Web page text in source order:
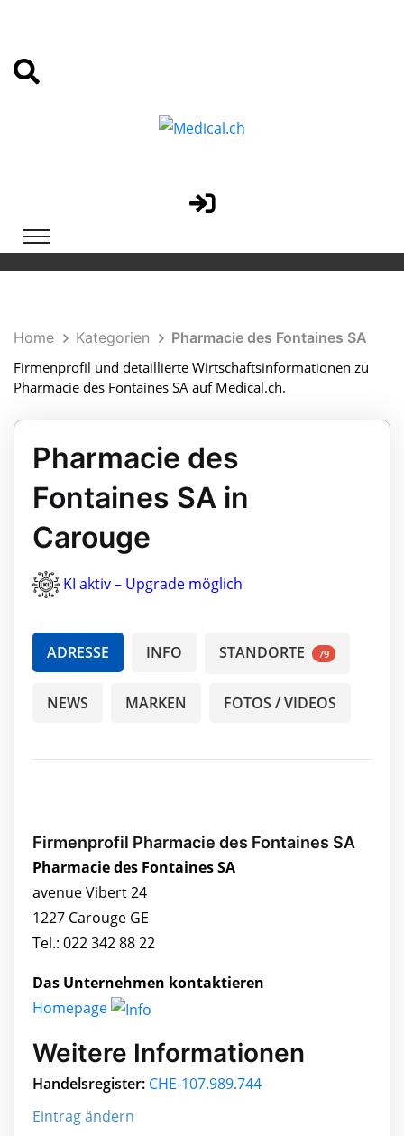
Home Kategorien
Pharmacie des Fontaines SA
Firmenprofil und detaillierte Wirtschaftsinformationen zu
Pharmacie des Fontaines SA auf Medical.ch.
Pharmacie des
Fontaines SA in
Carouge
KI aktiv – Upgrade möglich
ADRESSE INFO STANDORTE 79
NEWS MARKEN FOTOS / VIDEOS
Firmenprofil Pharmacie des Fontaines SA
Pharmacie des Fontaines SA
avenue Vibert 24
1227 Carouge GE
Tel.: 022 342 88 22
Das Unternehmen kontaktieren
Homepage
Weitere Informationen
Handelsregister: CHE-107.989.744
Eintrag ändern